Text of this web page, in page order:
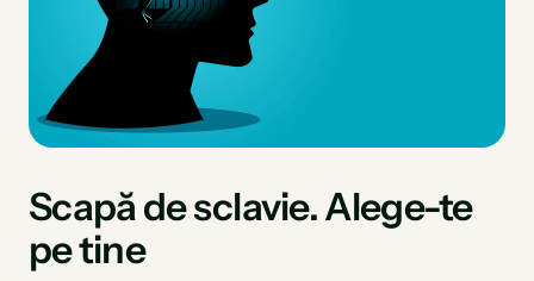
Scapă de sclavie. Alege-te
pe tine